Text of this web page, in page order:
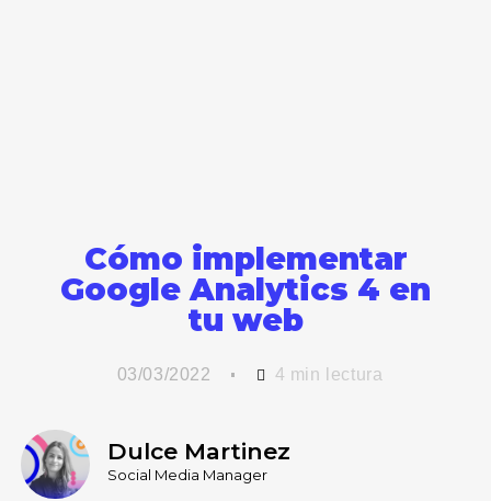
Cómo implementar
Google Analytics 4 en
tu web
03/03/2022 4 min lectura
Dulce Martinez
Social Media Manager